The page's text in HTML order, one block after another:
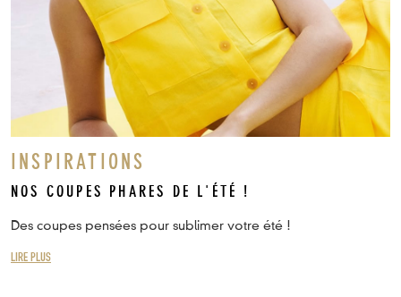
INSPIRATIONS
NOS COUPES PHARES DE L'ÉTÉ !
Des coupes pensées pour sublimer votre été !
LIRE PLUS